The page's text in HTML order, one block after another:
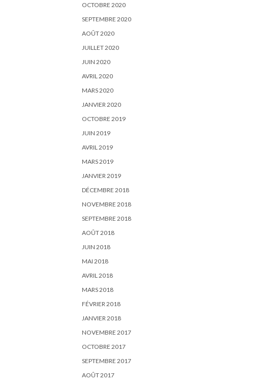
OCTOBRE 2020
SEPTEMBRE 2020
AOÛT 2020
JUILLET 2020
JUIN 2020
AVRIL 2020
MARS 2020
JANVIER 2020
OCTOBRE 2019
JUIN 2019
AVRIL 2019
MARS 2019
JANVIER 2019
DÉCEMBRE 2018
NOVEMBRE 2018
SEPTEMBRE 2018
AOÛT 2018
JUIN 2018
MAI 2018
AVRIL 2018
MARS 2018
FÉVRIER 2018
JANVIER 2018
NOVEMBRE 2017
OCTOBRE 2017
SEPTEMBRE 2017
AOÛT 2017